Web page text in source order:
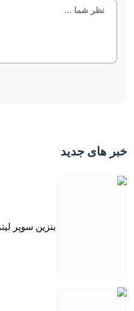
خبر های جدید
بنزین سوپر لیتری ۱۳۰ هزار